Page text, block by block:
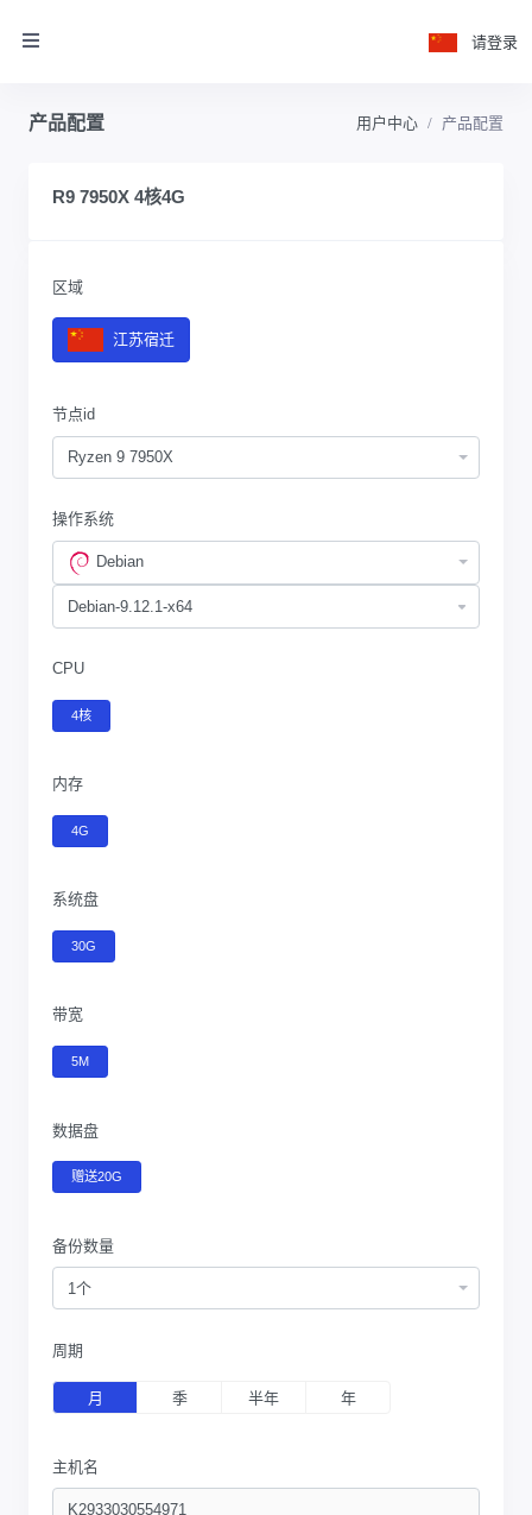
请登录
产品配置 用户中心 产品配置
R9 7950X 4核4G
区域
江苏宿迁
节点id
Ryzen 9 7950X
操作系统
Debian
CPU
4核
内存
4G
系统盘
30G
带宽
5M
数据盘
赠送20G
备份数量
1个
周期
月 季 半年 年
主机名